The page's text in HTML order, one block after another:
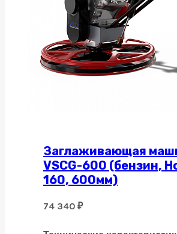
Заглаживающая
VSCG-600 (бензин,
160, 600мм)
74 340 ₽